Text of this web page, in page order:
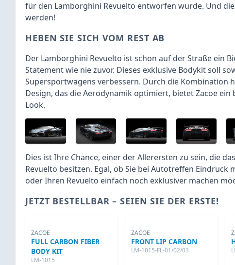
für den Lamborghini Revuelto entworfen wurde. Und
werden!
HEBEN SIE SICH VOM REST AB
Der Lamborghini Revuelto ist schon auf der Straße ein
Statement wie nie zuvor. Dieses exklusive Bodykit soll
Supersportwagens verbessern. Durch die Kombination
Design, das die Aerodynamik optimiert, bietet Zacoe
Look.
Dies ist Ihre Chance, einer der Allerersten zu sein, die
Revuelto besitzen. Egal, ob Sie bei Autotreffen
oder Ihren Revuelto einfach noch exklusiver machen
JETZT BESTELLBAR – SEIEN SIE DER ERSTE!
ZACOE
FULL CARBON FIBER
BODY KIT
LM-1015
ZACOE
FRONT LIP CARBON
LM-1015-FL-01/02/03